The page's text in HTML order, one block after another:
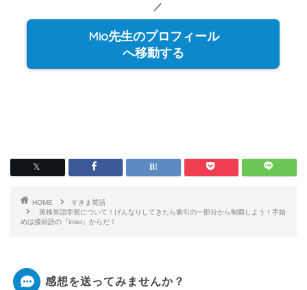
／
Mio先生のプロフィール
へ移動する
HOME
すきま英語
英検単語学習について！げんなりしてきたら索引の一部分から制覇しよう！手始
めは接頭語の『inter』からだ！
感想を送ってみませんか？